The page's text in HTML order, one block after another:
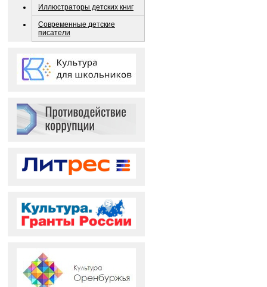
Иллюстраторы детских книг
Современные детские
писатели